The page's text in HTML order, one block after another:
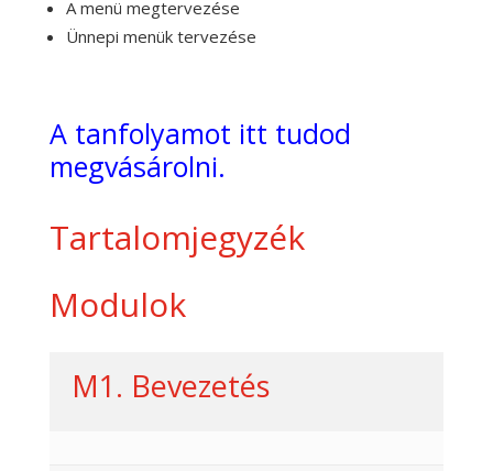
A menü megtervezése
Ünnepi menük tervezése
A tanfolyamot itt tudod
megvásárolni.
Tartalomjegyzék
Modulok
M1. Bevezetés